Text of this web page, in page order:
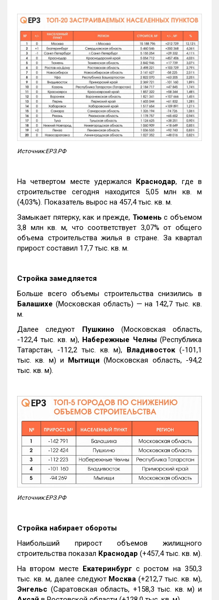
Источник:ЕРЗ.РФ
На четвертом месте удержался Краснодар, где в
строительстве сегодня находится 5,05 млн кв. м
(4,03%). Показатель вырос на 457,4 тыс. кв. м.
Замыкает пятерку, как и прежде, Тюмень с объемом
3,8 млн кв. м, что соответствует 3,07% от общего
объема строительства жилья в стране. За квартал
прирост составил 17,7 тыс. кв. м.
Стройка замедляется
Больше всего объемы строительства снизились в
Балашихе (Московская область) — на 142,7 тыс. кв.
м.
Далее следуют Пушкино (Московская область,
-122,4 тыс. кв. м), Набережные Челны(Республика
Татарстан, -112,2 тыс. кв. м), Владивосток(-101,1
тыс. кв. м) и Мытищи (Московская область, -94,2
тыс. кв. м).
Источник:ЕРЗ.РФ
Стройка набирает обороты
Наибольший прирост объемов жилищного
строительства показал Краснодар (+457,4 тыс. кв. м).
На втором месте Екатеринбургс ростом на 350,3
тыс. кв. м, далее следуют Москва (+212,7 тыс. кв. м),
Энгельс (Саратовская область, +158,3 тыс. кв. м) и